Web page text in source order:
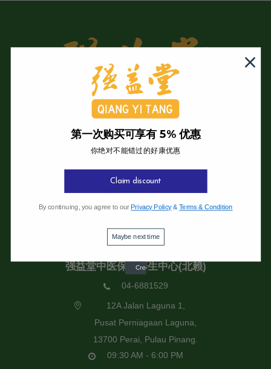
强益堂全息中医诊所
强益堂全息中医诊所(槟岛)
04-2832108
11600 Pulau Pinang.
09:30 AM - 6:00 PM
强益堂中医保健养生中心(北赖)
04-6881529
12A Jalan Laguna 1,
Pusat Perniagaan Laguna,
13700 Perai, Pulau Pinang.
09:30 AM - 6:00 PM
第一次购买可享有 5% 优惠
你绝对不能错过的好康优惠
Claim discount
By continuing, you agree to our Privacy Policy&Terms & Condition
Maybe next time